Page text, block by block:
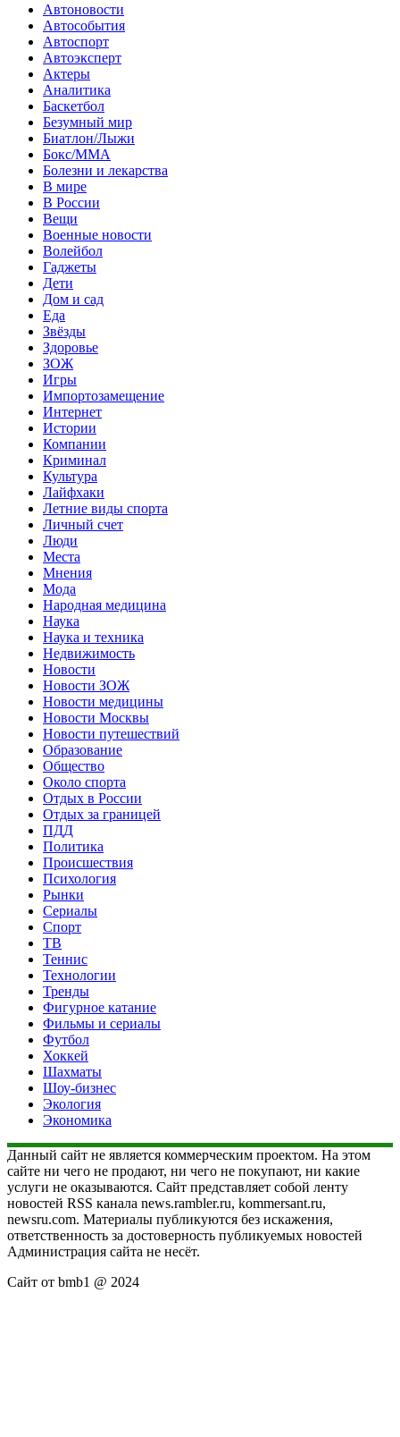
Автоновости
Автособытия
Автоспорт
Автоэксперт
Актеры
Аналитика
Баскетбол
Безумный мир
Биатлон/Лыжи
Бокс/MMA
Болезни и лекарства
В мире
В России
Вещи
Военные новости
Волейбол
Гаджеты
Дети
Дом и сад
Еда
Звёзды
Здоровье
ЗОЖ
Игры
Импортозамещение
Интернет
Истории
Компании
Криминал
Культура
Лайфхаки
Летние виды спорта
Личный счет
Люди
Места
Мнения
Мода
Народная медицина
Наука
Наука и техника
Недвижимость
Новости
Новости ЗОЖ
Новости медицины
Новости Москвы
Новости путешествий
Образование
Общество
Около спорта
Отдых в России
Отдых за границей
ПДД
Политика
Происшествия
Психология
Рынки
Сериалы
Спорт
ТВ
Теннис
Технологии
Тренды
Фигурное катание
Фильмы и сериалы
Футбол
Хоккей
Шахматы
Шоу-бизнес
Экология
Экономика
Данный сайт не является коммерческим проектом. На этом
сайте ни чего не продают, ни чего не покупают, ни какие
услуги не оказываются. Сайт представляет собой ленту
новостей RSS канала news.rambler.ru, kommersant.ru,
newsru.com. Материалы публикуются без искажения,
ответственность за достоверность публикуемых новостей
Администрация сайта не несёт.
Сайт от bmb1 @ 2024